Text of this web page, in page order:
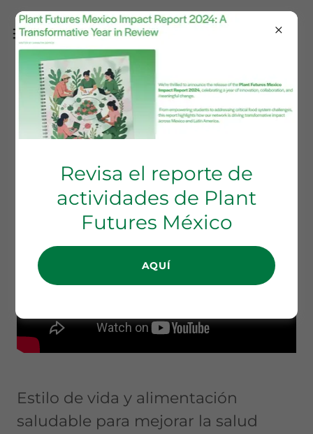
Mejora tu salud hormonal de
forma natural
Estilo de vida y alimentación
saludable para mejorar la salud
Revisa el reporte de
actividades de Plant
Futures México
AQUÍ